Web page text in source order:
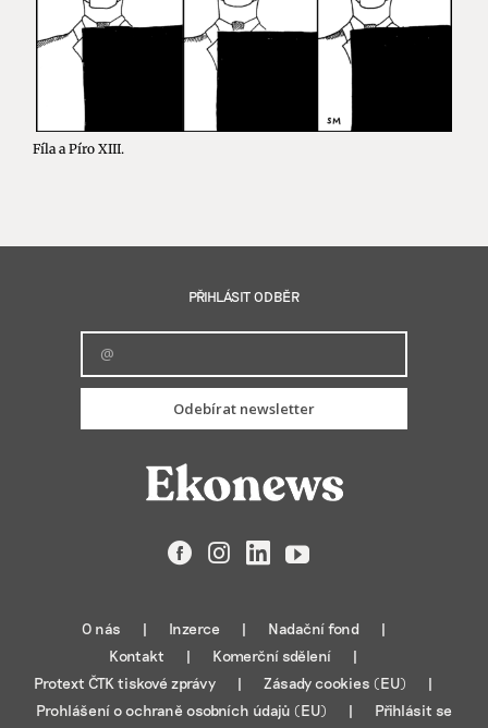
Fíla a Píro XIII.
PŘIHLÁSIT ODBĚR
Odebírat newsletter
FacebookInstagramLinkedIn
YouTube
O nás Inzerce
Nadační fond
Kontakt
Komerční sdělení
Protext ČTK tiskové zprávy
Zásady cookies (EU)
Prohlášení o ochraně osobních údajů (EU)
Přihlásit se